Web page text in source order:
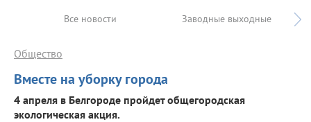
Все новости Заводные выходные
Вместе на уборку города
Общество
4 апреля в Белгороде пройдет общегородская
экологическая акция.